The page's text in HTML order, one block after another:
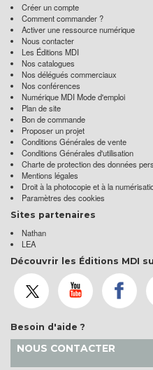
Créer un compte
Comment commander ?
Activer une ressource numérique
Nous contacter
Les Éditions MDI
Nos catalogues
Nos délégués commerciaux
Nos conférences
Numérique MDI Mode d'emploi
Plan de site
Bon de commande
Proposer un projet
Conditions Générales de vente
Conditions Générales d'utilisation
Charte de protection des données
Mentions légales
Droit à la photocopie et à la
Paramètres des cookies
Sites partenaires
Nathan
LEA
Découvrir les Éditions MDI
Besoin d'aide ?
NOUS CONTACTER